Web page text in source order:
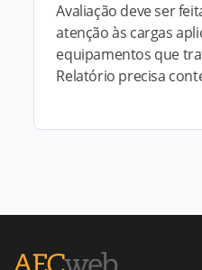
Avaliação deve ser
atenção às cargas
equipamentos que
Relatório precisa